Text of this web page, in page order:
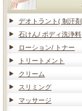
デオトラント( 制汗
石けん/ ボディ洗浄料
ローション/ トナー
トリートメント
クリーム
スリミング
マッサージ